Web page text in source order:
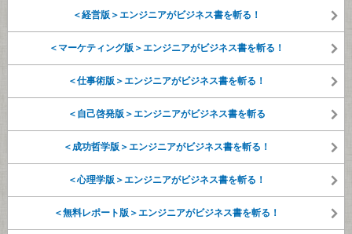
＜経営版＞エンジニアがビジネス書を斬る！
＜マーケティング版＞エンジニアがビジネス書を斬る！
＜仕事術版＞エンジニアがビジネス書を斬る！
＜自己啓発版＞エンジニアがビジネス書を斬る
＜成功哲学版＞エンジニアがビジネス書を斬る！
＜心理学版＞エンジニアがビジネス書を斬る！
＜無料レポート版＞エンジニアがビジネス書を斬る！